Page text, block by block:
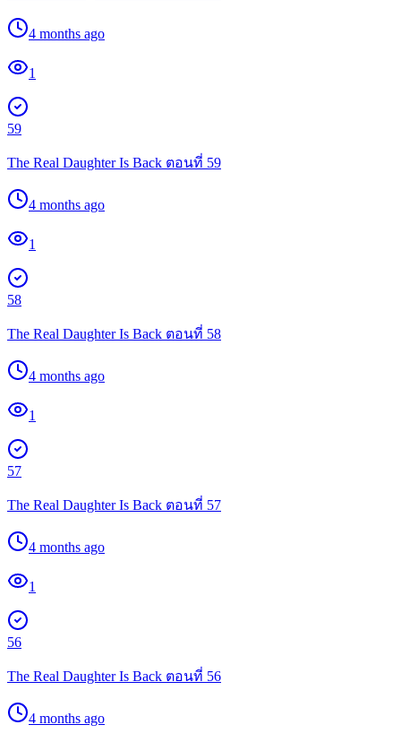
4 months ago
1
59
The Real Daughter Is Back ตอนที่ 59
4 months ago
1
58
The Real Daughter Is Back ตอนที่ 58
4 months ago
1
57
The Real Daughter Is Back ตอนที่ 57
4 months ago
1
56
The Real Daughter Is Back ตอนที่ 56
4 months ago